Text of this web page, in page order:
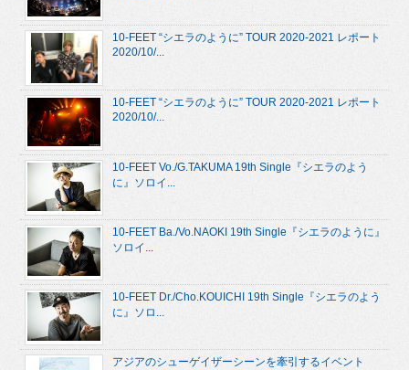
10-FEET “シエラのように” TOUR 2020-2021 レポート
2020/10/...
10-FEET “シエラのように” TOUR 2020-2021 レポート
2020/10/...
10-FEET Vo./G.TAKUMA 19th Single『シエラのよう
に』ソロイ...
10-FEET Ba./Vo.NAOKI 19th Single『シエラのように』
ソロイ...
10-FEET Dr./Cho.KOUICHI 19th Single『シエラのよう
に』ソロ...
アジアのシューゲイザーシーンを牽引するイベント